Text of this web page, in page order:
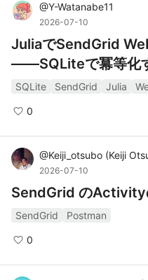
@Y-Watanabe11
2026-07-10
JuliaでSendGrid
――SQLiteで冪等化
SQLite SendGrid Julia
0
@Keiji_otsubo (Keiji
2026-07-10
SendGrid のActivity
SendGrid Postman
0